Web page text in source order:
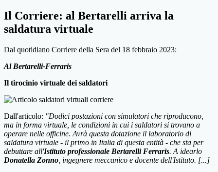
Il Corriere: al Bertarelli arriva la
saldatura virtuale
Dal quotidiano Corriere della Sera del 18 febbraio 2023:
Al Bertarelli-Ferraris
Il tirocinio virtuale dei saldatori
Dall'articolo: "Dodici postazioni con simulatori che riproducono,
ma in forma virtuale, le condizioni in cui i saldatori si trovano a
operare nelle officine. Avrà questa dotazione il laboratorio di
saldatura virtuale - il primo in Italia di questa entità - che sta per
debuttare all'Istituto professionale Bertarelli Ferraris. A idearlo
Donatella Zonno , ingegnere meccanico e docente dell'Istituto. [...]